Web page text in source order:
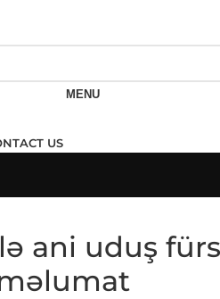
MENU
US
ani uduş